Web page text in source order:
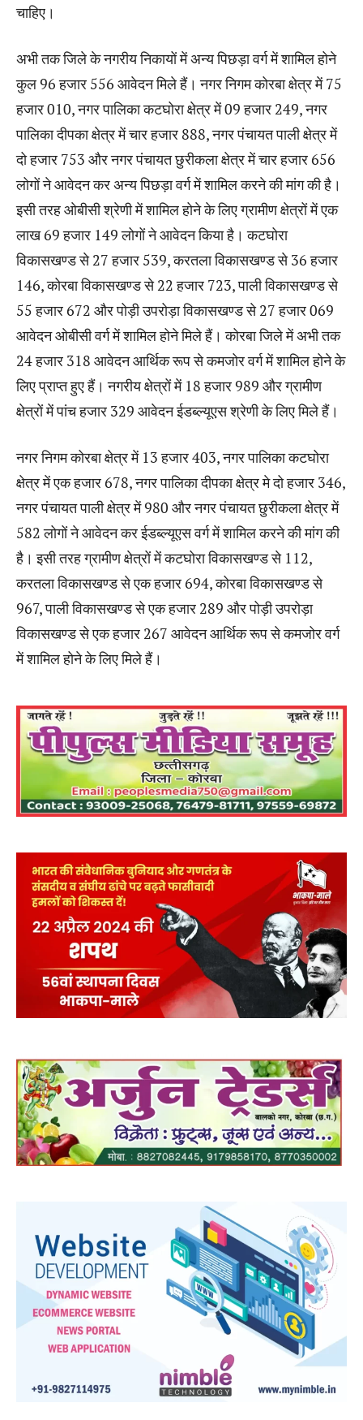
चाहिए।
अभी तक जिले के नगरीय निकायों में अन्य पिछड़ा वर्ग में शामिल होने
कुल 96 हजार 556 आवेदन मिले हैं। नगर निगम कोरबा क्षेत्र में 75
हजार 010, नगर पालिका कटघोरा क्षेत्र में 09 हजार 249, नगर
पालिका दीपका क्षेत्र में चार हजार 888, नगर पंचायत पाली क्षेत्र में
दो हजार 753 और नगर पंचायत छुरीकला क्षेत्र में चार हजार 656
लोगों ने आवेदन कर अन्य पिछड़ा वर्ग में शामिल करने की मांग की है।
इसी तरह ओबीसी श्रेणी में शामिल होने के लिए ग्रामीण क्षेत्रों में एक
लाख 69 हजार 149 लोगों ने आवेदन किया है। कटघोरा
विकासखण्ड से 27 हजार 539, करतला विकासखण्ड से 36 हजार
146, कोरबा विकासखण्ड से 22 हजार 723, पाली विकासखण्ड से
55 हजार 672 और पोड़ी उपरोड़ा विकासखण्ड से 27 हजार 069
आवेदन ओबीसी वर्ग में शामिल होने मिले हैं। कोरबा जिले में अभी तक
24 हजार 318 आवेदन आर्थिक रूप से कमजोर वर्ग में शामिल होने के
लिए प्राप्त हुए हैं। नगरीय क्षेत्रों में 18 हजार 989 और ग्रामीण
क्षेत्रों में पांच हजार 329 आवेदन ईडब्ल्यूएस श्रेणी के लिए मिले हैं।
नगर निगम कोरबा क्षेत्र में 13 हजार 403, नगर पालिका कटघोरा
क्षेत्र में एक हजार 678, नगर पालिका दीपका क्षेत्र मे दो हजार 346,
नगर पंचायत पाली क्षेत्र में 980 और नगर पंचायत छुरीकला क्षेत्र में
582 लोगों ने आवेदन कर ईडब्ल्यूएस वर्ग में शामिल करने की मांग की
है। इसी तरह ग्रामीण क्षेत्रों में कटघोरा विकासखण्ड से 112,
करतला विकासखण्ड से एक हजार 694, कोरबा विकासखण्ड से
967, पाली विकासखण्ड से एक हजार 289 और पोड़ी उपरोड़ा
विकासखण्ड से एक हजार 267 आवेदन आर्थिक रूप से कमजोर वर्ग
में शामिल होने के लिए मिले हैं।